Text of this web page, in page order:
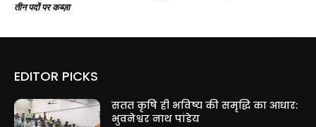
तीन पदों पर कब्ज़ा
EDITOR PICKS
सतत कृषि ही भविष्य की समृद्धि का आधार:
भुवनेश्वर नाथ पांडेय